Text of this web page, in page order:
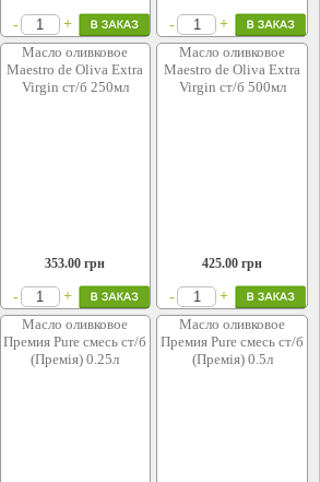
- + -
+
Масло оливковое
Maestro de Oliva Extra
Virgin ст/б 250мл
353.00 грн
- +
Масло оливковое
Maestro de Oliva Extra
Virgin ст/б 500мл
425.00 грн
-
+
Масло оливковое
Премия Pure смесь ст/б
(Премія) 0.25л
Масло оливковое
Премия Pure смесь ст/б
(Премія) 0.5л